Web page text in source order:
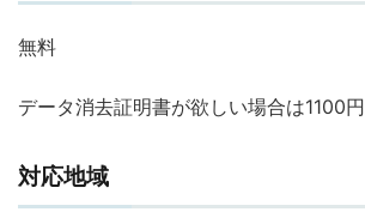
無料
データ消去証明書が欲しい場合は1100円
対応地域